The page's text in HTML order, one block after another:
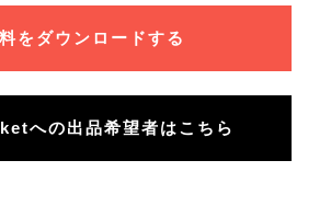
をダウンロードする
への出品希望者はこちら